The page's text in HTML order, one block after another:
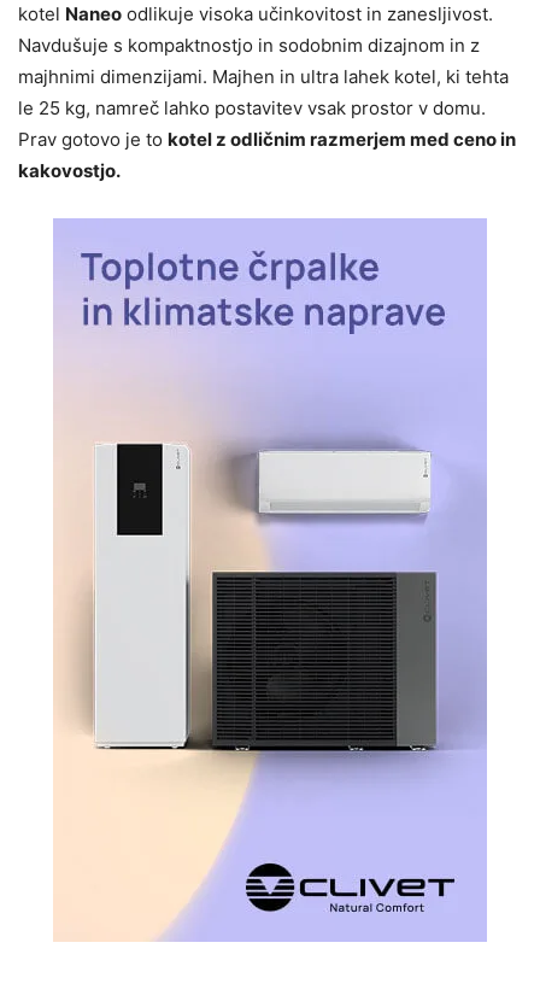
kotel Naneo odlikuje visoka učinkovitost in zanesljivost.
Navdušuje s kompaktnostjo in sodobnim dizajnom in z
majhnimi dimenzijami. Majhen in ultra lahek kotel, ki tehta
le 25 kg, namreč lahko postavitev vsak prostor v domu.
Prav gotovo je to kotel z odličnim razmerjem med ceno in
kakovostjo.